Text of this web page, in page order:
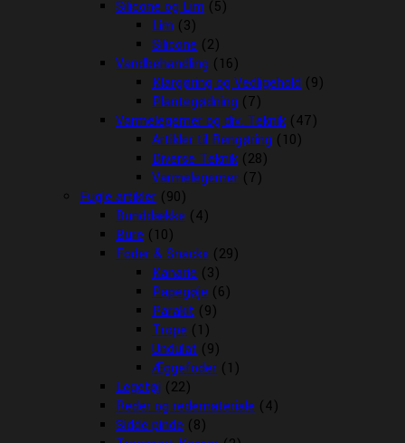
Silicone og Lim (5)
Lim (3)
Silicone (2)
Vandbehandling (16)
Klargøring og Vedligehold (9)
Plantegødning (7)
Varmelegemer og div. Teknik (47)
Artikler til Rengøring (10)
Diverse Teknik (28)
Varmelegemer (7)
Fugle artikler (90)
Bunddække (4)
Bure (10)
Foder & Snacks (29)
Kanarie (3)
Papegøje (6)
Parakit (9)
Trope (1)
Undulat (9)
Æggefoder (1)
Legetøj (22)
Reder og redemateriale (4)
Sidde pinde (8)